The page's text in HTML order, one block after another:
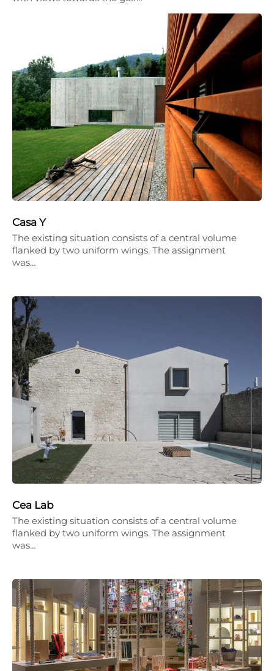
Casa Y
The existing situation consists of a central volume
flanked by two uniform wings. The assignment
was…
Cea Lab
The existing situation consists of a central volume
flanked by two uniform wings. The assignment
was…